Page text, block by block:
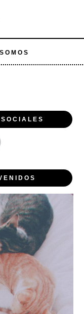
SOMOS